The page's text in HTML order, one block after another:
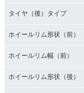
タイヤ（後）タイプ
ホイールリム形状（前）
ホイールリム幅（前）
ホイールリム形状（後）